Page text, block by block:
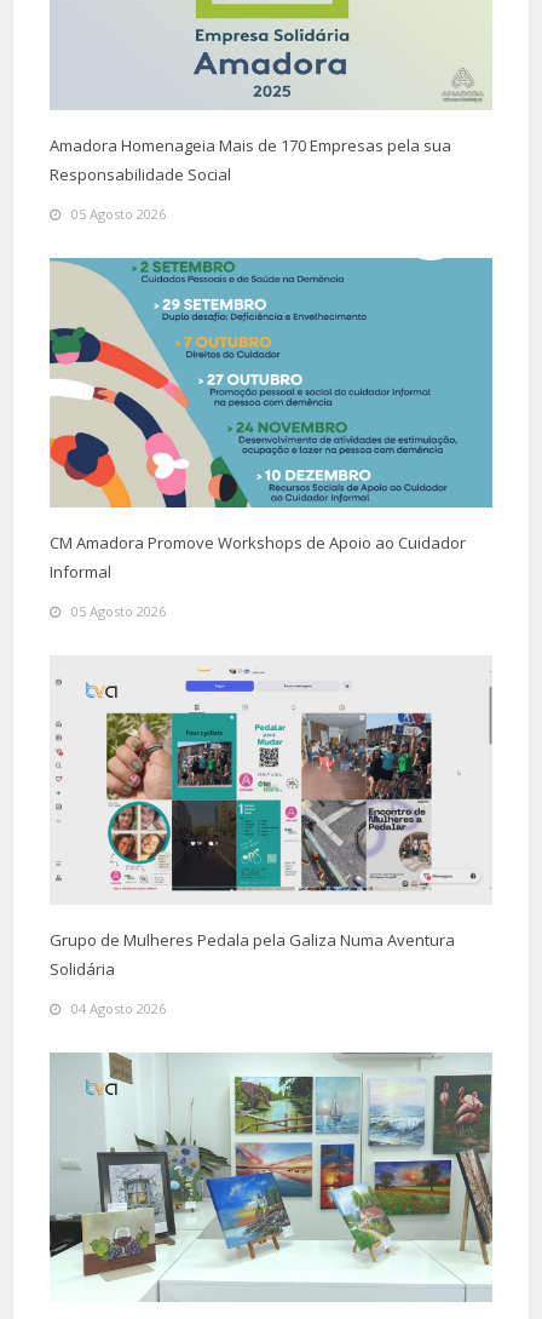
Amadora Homenageia Mais de 170 Empresas pela sua
Responsabilidade Social
05 Agosto 2026
CM Amadora Promove Workshops de Apoio ao Cuidador
Informal
05 Agosto 2026
Grupo de Mulheres Pedala pela Galiza Numa Aventura
Solidária
04 Agosto 2026